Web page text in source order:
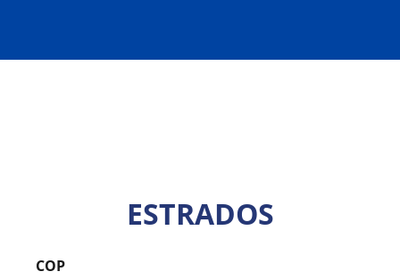
ESTRADOS
COP